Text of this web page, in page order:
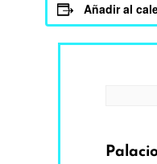
Añadir al